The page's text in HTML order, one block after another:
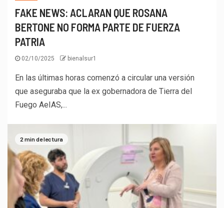
FAKE NEWS: ACLARAN QUE ROSANA
BERTONE NO FORMA PARTE DE FUERZA
PATRIA
02/10/2025 bienalsur1
En las últimas horas comenzó a circular una versión
que aseguraba que la ex gobernadora de Tierra del
Fuego AeIAS,...
2 min de lectura